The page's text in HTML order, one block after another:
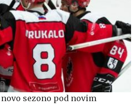
sezono pod novim